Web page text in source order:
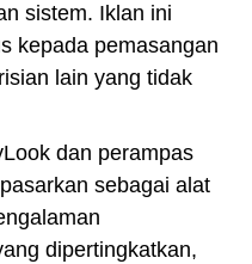
sistem. Iklan ini
kepada pemasangan
lain yang tidak
dan perampas
sebagai alat
dipertingkatkan,